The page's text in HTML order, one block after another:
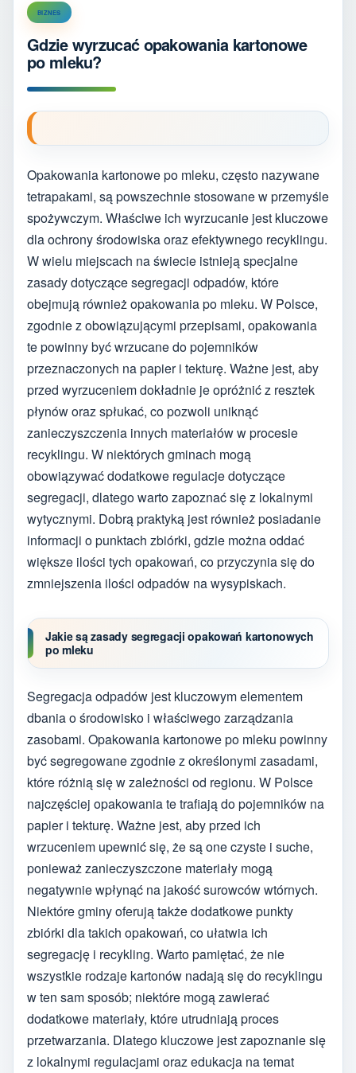
BIZNES
Gdzie wyrzucać opakowania kartonowe
po mleku?
Opakowania kartonowe po mleku, często nazywane
tetrapakami, są powszechnie stosowane w przemyśle
spożywczym. Właściwe ich wyrzucanie jest kluczowe
dla ochrony środowiska oraz efektywnego recyklingu.
W wielu miejscach na świecie istnieją specjalne
zasady dotyczące segregacji odpadów, które
obejmują również opakowania po mleku. W Polsce,
zgodnie z obowiązującymi przepisami, opakowania
te powinny być wrzucane do pojemników
przeznaczonych na papier i tekturę. Ważne jest, aby
przed wyrzuceniem dokładnie je opróżnić z resztek
płynów oraz spłukać, co pozwoli uniknąć
zanieczyszczenia innych materiałów w procesie
recyklingu. W niektórych gminach mogą
obowiązywać dodatkowe regulacje dotyczące
segregacji, dlatego warto zapoznać się z lokalnymi
wytycznymi. Dobrą praktyką jest również posiadanie
informacji o punktach zbiórki, gdzie można oddać
większe ilości tych opakowań, co przyczynia się do
zmniejszenia ilości odpadów na wysypiskach.
Jakie są zasady segregacji opakowań kartonowych
po mleku
Segregacja odpadów jest kluczowym elementem
dbania o środowisko i właściwego zarządzania
zasobami. Opakowania kartonowe po mleku powinny
być segregowane zgodnie z określonymi zasadami,
które różnią się w zależności od regionu. W Polsce
najczęściej opakowania te trafiają do pojemników na
papier i tekturę. Ważne jest, aby przed ich
wrzuceniem upewnić się, że są one czyste i suche,
ponieważ zanieczyszczone materiały mogą
negatywnie wpłynąć na jakość surowców wtórnych.
Niektóre gminy oferują także dodatkowe punkty
zbiórki dla takich opakowań, co ułatwia ich
segregację i recykling. Warto pamiętać, że nie
wszystkie rodzaje kartonów nadają się do recyklingu
w ten sam sposób; niektóre mogą zawierać
dodatkowe materiały, które utrudniają proces
przetwarzania. Dlatego kluczowe jest zapoznanie się
z lokalnymi regulacjami oraz edukacja na temat